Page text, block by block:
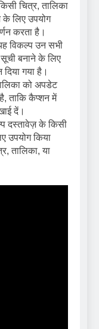
चित्र, तालिका
के लिए उपयोग
करता है।
विकल्प उन सभी
सूची बनाने के लिए
गया है।
को अपडेट
ताकि कैप्शन में
दें।
दस्तावेज़ के किसी
उपयोग किया
तालिका, या